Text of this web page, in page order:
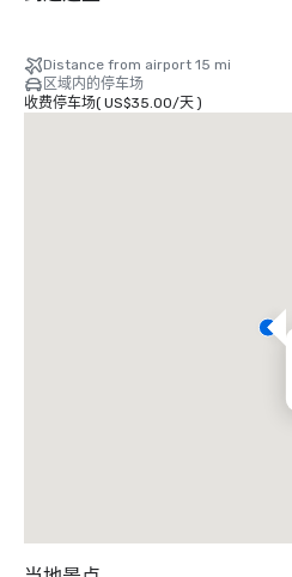
Distance from airport 15 mi
区域内的停车场
收费停车场( US$35.00/天)